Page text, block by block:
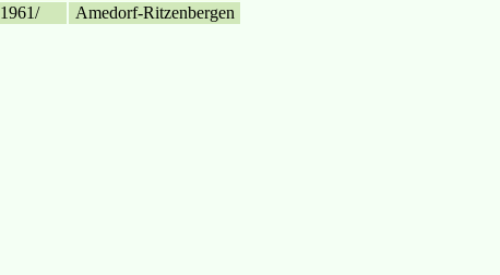
1961/ Amedorf-Ritzenbergen